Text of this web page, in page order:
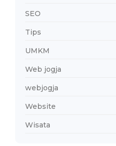
SEO
Tips
UMKM
Web jogja
webjogja
Website
Wisata